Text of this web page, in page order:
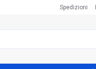
Spedizioni